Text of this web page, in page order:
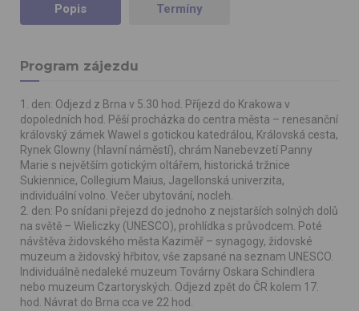
Popis Termíny
Program zájezdu
1. den: Odjezd z Brna v 5.30 hod. Příjezd do Krakowa v
dopoledních hod. Pěší procházka do centra města – renesanční
královský zámek Wawel s gotickou katedrálou, Královská cesta,
Rynek Glowny (hlavní náměstí), chrám Nanebevzetí Panny
Marie s největším gotickým oltářem, historická tržnice
Sukiennice, Collegium Maius, Jagellonská univerzita,
individuální volno. Večer ubytování, nocleh.
2. den: Po snídani přejezd do jednoho z nejstarších solných dolů
na světě – Wieliczky (UNESCO), prohlídka s průvodcem. Poté
návštěva židovského města Kaziměř – synagogy, židovské
muzeum a židovský hřbitov, vše zapsané na seznam UNESCO.
Individuálně nedaleké muzeum Továrny Oskara Schindlera
nebo muzeum Czartoryských. Odjezd zpět do ČR kolem 17.
hod. Návrat do Brna cca ve 22 hod.